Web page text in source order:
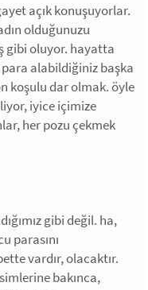
açık konuşuyorlar.
olduğunuzu
gibi oluyor. hayatta
alabildiğiniz başka
koşulu dar olmak. öyle
iyice içimize
her pozu çekmek
gibi değil. ha,
parasını
vardır, olacaktır.
bakınca,